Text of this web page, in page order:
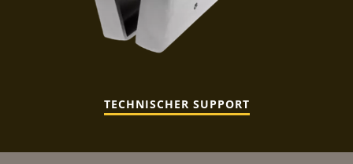
TECHNISCHER SUPPORT